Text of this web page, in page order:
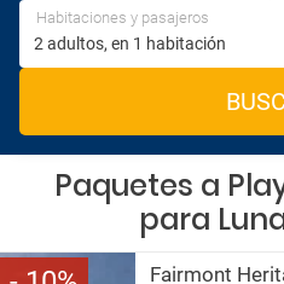
Habitaciones y pasajeros
Paquetes a
para
Fairmont